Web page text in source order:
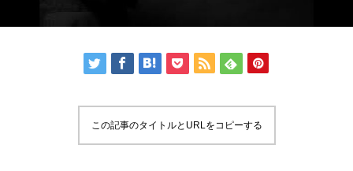
この記事のタイトルとURLをコピーする